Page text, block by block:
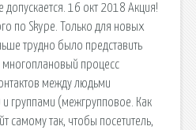
16 окт 2018 Акция!
по Skype. Только для новых
трудно было представить
процесс
между людьми
группами (межгрупповое. Как
самому так, чтобы посетитель,